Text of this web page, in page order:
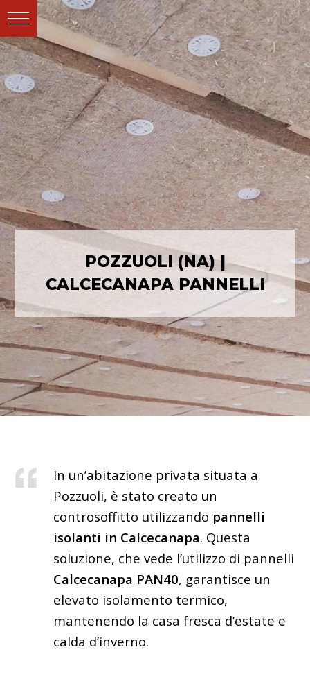
POZZUOLI (NA) |
CALCECANAPA PANNELLI
In un’abitazione privata situata a
Pozzuoli, è stato creato un
controsoffitto utilizzando pannelli
isolanti in Calcecanapa. Questa
soluzione, che vede l’utilizzo di pannelli
Calcecanapa PAN40, garantisce un
elevato isolamento termico,
mantenendo la casa fresca d’estate e
calda d’inverno.